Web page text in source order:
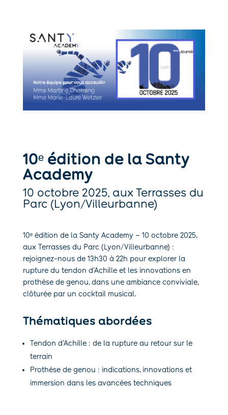
10ᵉ édition de la Santy
Academy
10 octobre 2025, aux Terrasses du
Parc (Lyon/Villeurbanne)
10ᵉ édition de la Santy Academy – 10 octobre 2025,
aux Terrasses du Parc (Lyon/Villeurbanne) :
rejoignez-nous de 13h30 à 22h pour explorer la
rupture du tendon d’Achille et les innovations en
prothèse de genou, dans une ambiance conviviale,
clôturée par un cocktail musical.
Thématiques abordées
Tendon d’Achille : de la rupture au retour sur le
terrain
Prothèse de genou : indications, innovations et
immersion dans les avancées techniques